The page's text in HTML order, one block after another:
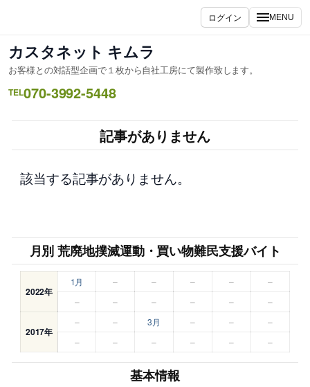
ス
キ
ッ
ログイン MENU
カスタネット キムラ
お客様との対話型企画で１枚から自社工房にて製作致します。
TEL070-3992-5448
記事がありません
該当する記事がありません。
月別 荒廃地撲滅運動・買い物難民支援バイト
2022年
1月 – – – –
–
–
– – – – –
2017年
– – 3月 – –
–
–
– – – – –
基本情報